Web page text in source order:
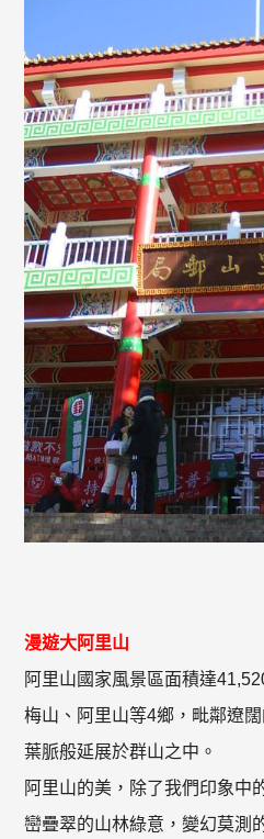
漫遊大阿里山
阿里山國家風景區面積達
梅山、阿里山等4鄉，毗鄰遼
葉脈般延展於群山之中。
阿里山的美，除了我們印象中
巒疊翠的山林綠意，變幻莫測